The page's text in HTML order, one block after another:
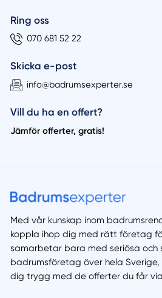
Ring oss
070 681 52 22
Skicka e-post
info@badrumsexperter.se
Vill du ha en offert?
Jämför offerter, gratis!
Med vår kunskap inom
koppla ihop dig med rätt företag
samarbetar bara med seriösa och
badrumsföretag över hela
dig trygg med de offerter du får